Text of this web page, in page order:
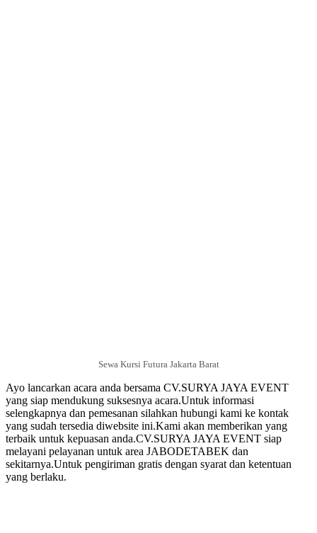
Sewa Kursi Futura Jakarta Barat
Ayo lancarkan acara anda bersama CV.SURYA JAYA EVENT
yang siap mendukung suksesnya acara.Untuk informasi
selengkapnya dan pemesanan silahkan hubungi kami ke kontak
yang sudah tersedia diwebsite ini.Kami akan memberikan yang
terbaik untuk kepuasan anda.CV.SURYA JAYA EVENT siap
melayani pelayanan untuk area JABODETABEK dan
sekitarnya.Untuk pengiriman gratis dengan syarat dan ketentuan
yang berlaku.